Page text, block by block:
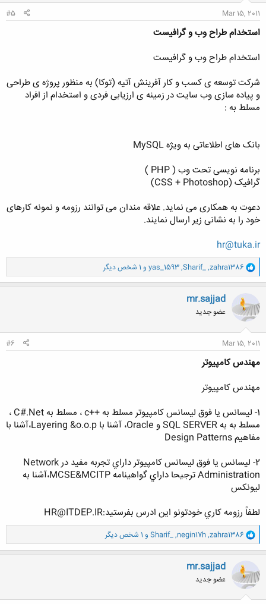
Mar 15, 2011
#5
استخدام طراح وب و گرافیست
استخدام طراح وب و گرافیست
شرکت توسعه ی کسب و کار آفرینش آتیه (توکا) به منظور پروژه ی طراحی
و پیاده سازی وب سایت در زمینه ی ارزیابی فردی و استخدام از افراد
مسلط به :
بانک های اطلاعاتی به ویژه MySQL
برنامه نویسی تحت وب ( PHP )
گرافیک (CSS + Photoshop)
دعوت به همکاری می نماید. علاقه مندان می توانند رزومه و نمونه کارهای
خود را به نشانی زیر ارسال نمایند.
hr@tuka.ir
و
ا
ک
ن
ش
ه
ا
zahra1386
,
Sharif_
,
yas_1593 و 1 شخص دیگر
mr.sajjad
عضو جدید
Mar 15, 2011
#6
مهندس کامپیوتر
مهندس کامپیوتر
1- ليسانس يا فوق ليسانس كامپيوتر مسلط به ++c ، مسلط به C#.Net ،
مسلط به به SQL SERVER و Oracle، آشنا با Layering &o.o.p،آشنا با
مفاهيم Design Patterns
2- ليسانس يا فوق ليسانس كامپيوتر داراي تجربه مفيد در Network
Administration ترجيحا داراي گواهينامه MCSE&MCITP،آشنا به
ليونكس
لطفاً رزومه كاري خودتونو اين ادرس بفرستيد:HR@ITDEP.IR
و
ا
ک
ن
ش
ه
ا
zahra1386
,
negin17h
,
Sharif_ و 1 شخص دیگر
mr.sajjad
عضو جدید